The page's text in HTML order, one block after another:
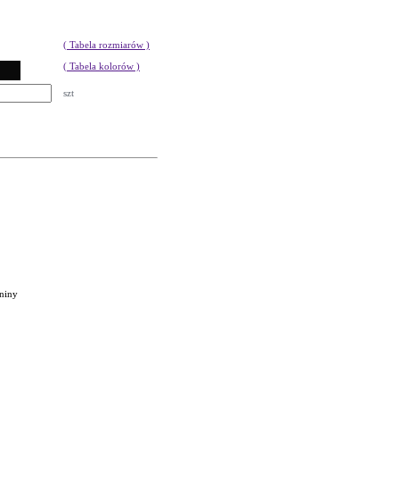
( Tabela rozmiarów )
( Tabela kolorów )
szt